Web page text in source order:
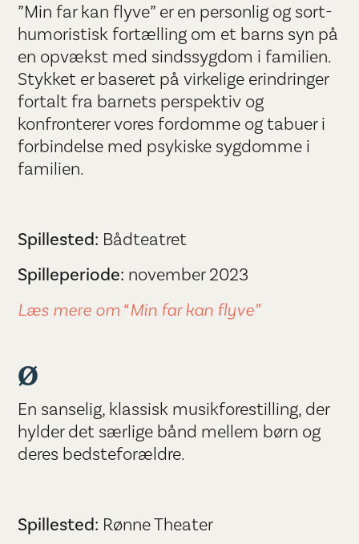
”Min far kan flyve” er en personlig og sort-
humoristisk fortælling om et barns syn på
en opvækst med sindssygdom i familien.
Stykket er baseret på virkelige erindringer
fortalt fra barnets perspektiv og
konfronterer vores fordomme og tabuer i
forbindelse med psykiske sygdomme i
familien.
Spillested: Bådteatret
Spilleperiode: november 2023
Læs mere om “Min far kan flyve”
Ø
En sanselig, klassisk musikforestilling, der
hylder det særlige bånd mellem børn og
deres bedsteforældre.
Spillested: Rønne Theater